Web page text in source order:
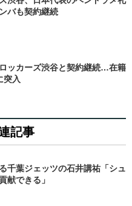
バも契約継続
ッカーズ渋谷と契約継続…在籍
突入
記事
千葉ジェッツの石井講祐「シュ
献できる」